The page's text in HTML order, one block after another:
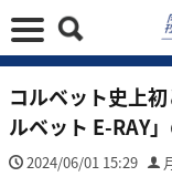
コルベット史上
ルベット E-RAY
2024/06/01 15:29